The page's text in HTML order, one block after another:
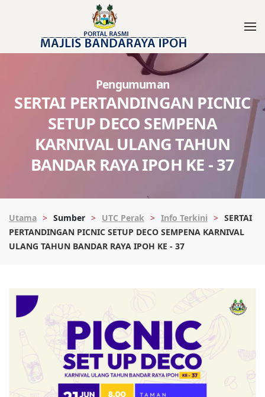
Pengumuman
SERTAI PERTANDINGAN PICNIC
SETUP DECO SEMPENA
KARNIVAL ULANG TAHUN
BANDAR RAYA IPOH KE - 37
Utama Sumber UTC Perak Info Terkini
SERTAI
PERTANDINGAN PICNIC SETUP DECO SEMPENA KARNIVAL
ULANG TAHUN BANDAR RAYA IPOH KE - 37